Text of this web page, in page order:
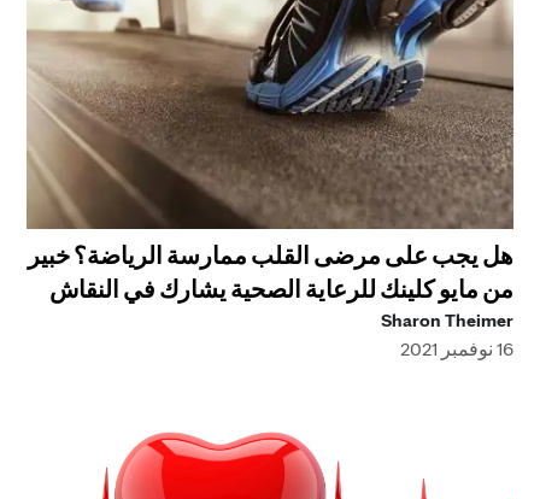
هل يجب على مرضى القلب ممارسة الرياضة؟ خبير
من مايو كلينك للرعاية الصحية يشارك في النقاش
Sharon Theimer
16 نوفمبر 2021